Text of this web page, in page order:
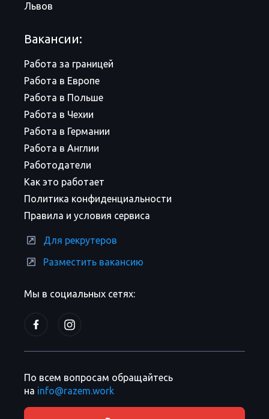
Мы в социальных сетях:
Львов
Вакансии:
Работа за границей
Работа в Европе
Работа в Польше
Работа в Чехии
Работа в Германии
Работа в Англии
Работодатели
Как это работает
Политика конфиденциальности
Правила и условия сервиса
Для рекрутеров
Разместить вакансию
По всем вопросам обращайтесь
на info@razem.work